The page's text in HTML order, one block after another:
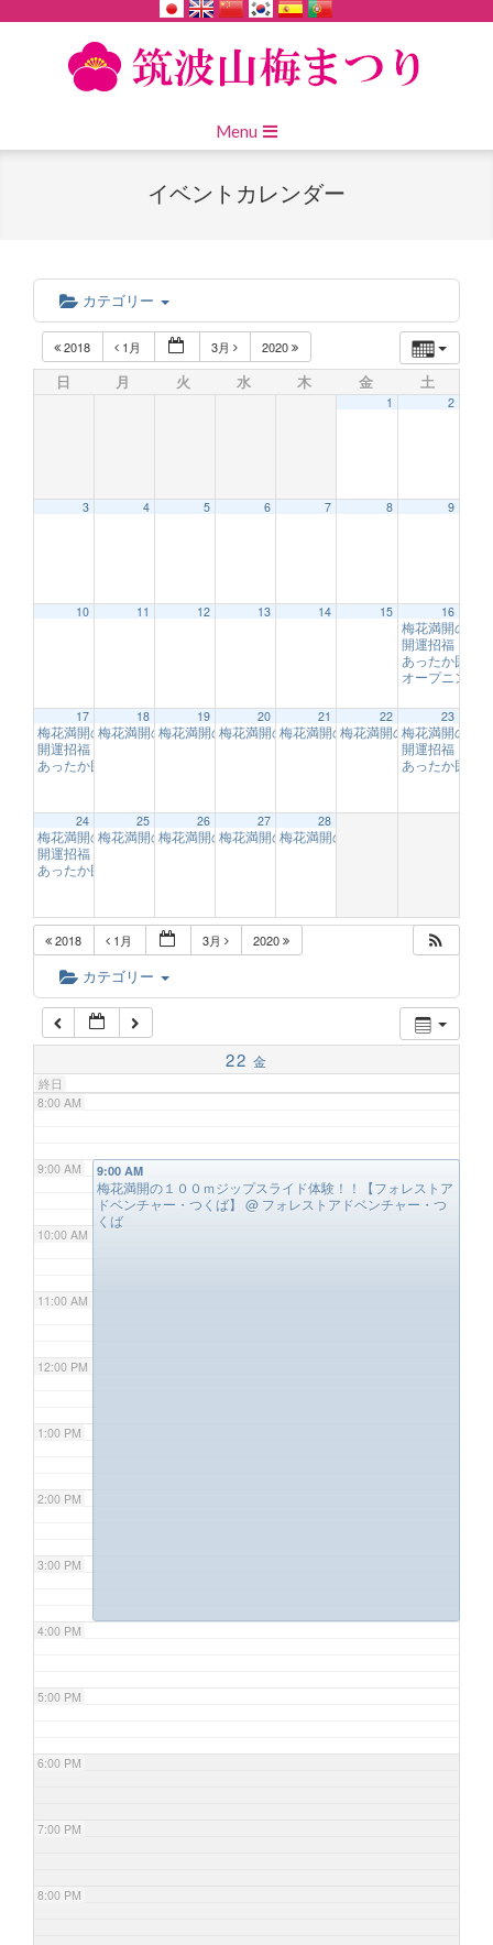
Navigation
Menu
イベントカレンダー
カテゴリー
2018 1月 3月 2020
日 月 火 水 木 金 土
1 2
3 4 5 6 7 8 9
10 11 12 13 14 15 16
梅花満開の１
開運招福「福
あったか囲炉
オープニング
17
梅花満開の１００ｍジップスライド体験！！【フォレストアドベンチャー
開運招福「福来（ふくれ）梅の枝」
あったか囲炉裏で梅見
18
梅花満開の１００ｍジップスライド体験！！【フォレストアドベ
19
梅花満開の１００ｍジップスライド体験！！【フォレ
20
梅花満開の１００ｍジップスライド体験！
21
梅花満開の１００ｍジップスライ
22
梅花満開の１００ｍジッ
23
梅花満開の１
開運招福「福
あったか囲炉
24
梅花満開の１００ｍジップスライド体験！！【フォレストアドベンチャー
開運招福「福来（ふくれ）梅の枝」
あったか囲炉裏で梅見
25
梅花満開の１００ｍジップスライド体験！！【フォレストアドベ
26
梅花満開の１００ｍジップスライド体験！！【フォレ
27
梅花満開の１００ｍジップスライド体験！
28
梅花満開の１００ｍジップスライ
2018 1月 3月 2020
カテゴリー
22 金
終日
2:00 AM
3:00 AM
4:00 AM
6:00 AM
7:00 AM
8:00 AM
9:00 AM
10:00 AM
11:00 AM
12:00 PM
1:00 PM
2:00 PM
3:00 PM
4:00 PM
5:00 PM
6:00 PM
7:00 PM
8:00 PM
9:00 AM
梅花満開の１００ｍジップスライド体験！！【フォレストア
ドベンチャー・つくば】 @ フォレストアドベンチャー・つ
くば